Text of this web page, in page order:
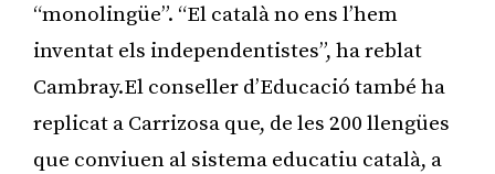
“monolingüe”. “El català no ens l’hem
inventat els independentistes”, ha reblat
Cambray.El conseller d’Educació també ha
replicat a Carrizosa que, de les 200 llengües
que conviuen al sistema educatiu català, a